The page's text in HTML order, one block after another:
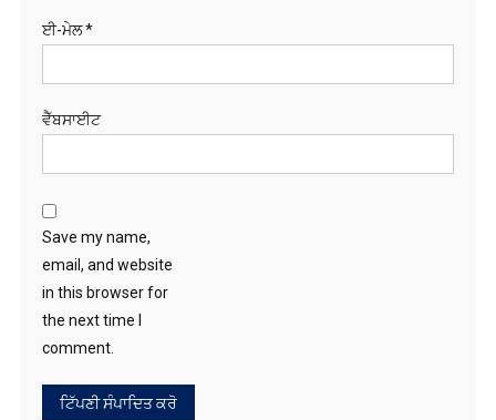
ਈ-ਮੇਲ*
ਵੈੱਬਸਾਈਟ
Save my name,
email, and website
in this browser for
the next time I
comment.